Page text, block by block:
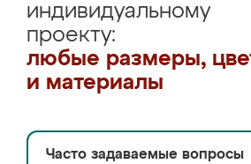
индивидуальному
проекту:
любые размеры,
и материалы
Часто задаваемые вопросы